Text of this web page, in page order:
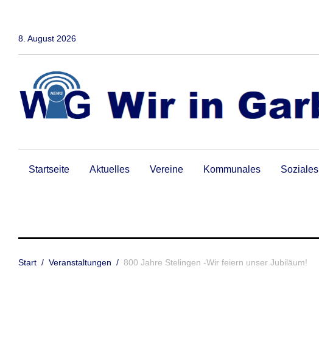
8. August 2026
Startseite Aktuelles Vereine Kommunales Soziales
Start / Veranstaltungen / 800 Jahre Stelingen -Wir feiern unser Jubiläum!